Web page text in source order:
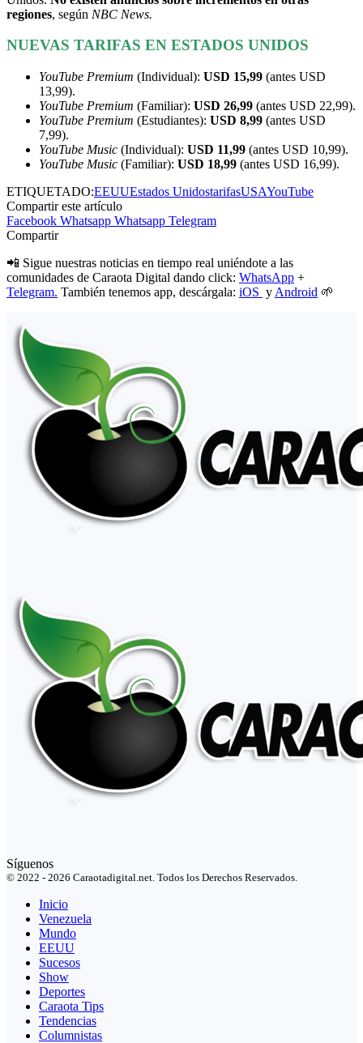
regiones, según NBC News.
NUEVAS TARIFAS EN ESTADOS UNIDOS
YouTube Premium (Individual): USD 15,99 (antes USD
13,99).
YouTube Premium (Familiar): USD 26,99 (antes USD 22,99).
YouTube Premium (Estudiantes): USD 8,99 (antes USD
7,99).
YouTube Music (Individual): USD 11,99 (antes USD 10,99).
YouTube Music (Familiar): USD 18,99 (antes USD 16,99).
ETIQUETADO:EEUUEstados UnidostarifasUSAYouTube
Compartir este artículo
Facebook Whatsapp Whatsapp Telegram
Compartir
📲 Sigue nuestras noticias en tiempo real uniéndote a las
comunidades de Caraota Digital dando click: WhatsApp +
Telegram. También tenemos app, descárgala: iOS y Android 🌱
Síguenos
© 2022 - 2026 Caraotadigital.net. Todos los Derechos Reservados.
Inicio
Venezuela
Mundo
EEUU
Sucesos
Show
Deportes
Caraota Tips
Tendencias
Columnistas